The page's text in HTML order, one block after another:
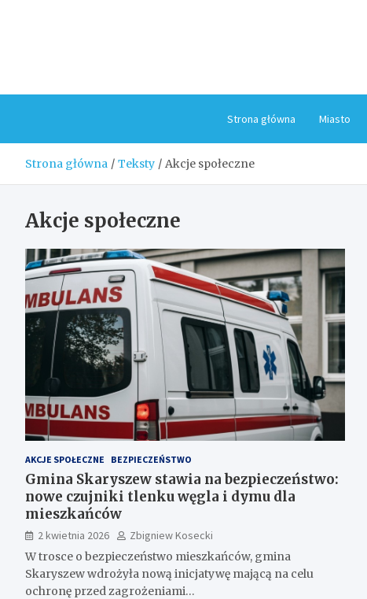
Strona główna Miasto
Strona główna Teksty Akcje społeczne
Akcje społeczne
AKCJE SPOŁECZNE BEZPIECZEŃSTWO
Gmina Skaryszew stawia na bezpieczeństwo:
nowe czujniki tlenku węgla i dymu dla
mieszkańców
2 kwietnia 2026
Zbigniew Kosecki
W trosce o bezpieczeństwo mieszkańców, gmina
Skaryszew wdrożyła nową inicjatywę mającą na celu
ochronę przed zagrożeniami…